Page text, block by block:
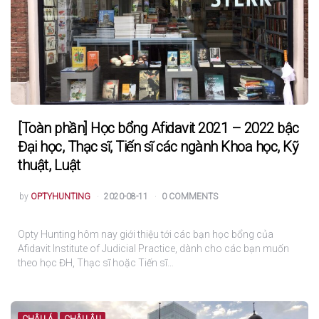
[Toàn phần] Học bổng Afidavit 2021 – 2022 bậc
Đại học, Thạc sĩ, Tiến sĩ các ngành Khoa học, Kỹ
thuật, Luật
POSTED
by OPTYHUNTING 2020-08-11 0 COMMENTS
Opty Hunting hôm nay giới thiệu tới các bạn học bổng của
Afidavit Institute of Judicial Practice, dành cho các bạn muốn
theo học ĐH, Thạc sĩ hoặc Tiến sĩ…